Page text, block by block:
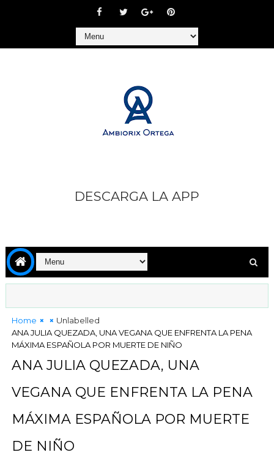
DESCARGA LA APP
Home
Unlabelled
ANA JULIA QUEZADA, UNA VEGANA QUE ENFRENTA LA PENA
MÁXIMA ESPAÑOLA POR MUERTE DE NIÑO
ANA JULIA QUEZADA, UNA
VEGANA QUE ENFRENTA LA PENA
MÁXIMA ESPAÑOLA POR MUERTE
DE NIÑO